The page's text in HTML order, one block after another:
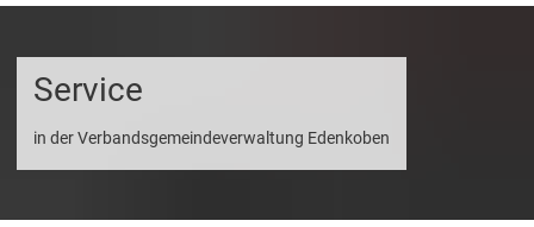
Service
in der Verbandsgemeindeverwaltung Edenkoben